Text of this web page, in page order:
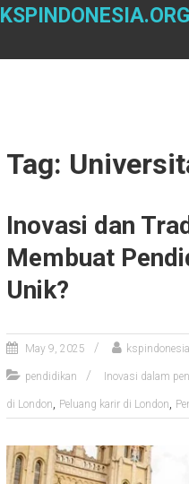
Skip
KSPINDONESIA.ORG
Tag:
Inovasi dan
Membuat
Unik?
May 9, 2025
pendidikan Inovasi dalam
di London, Peluang karir di London,